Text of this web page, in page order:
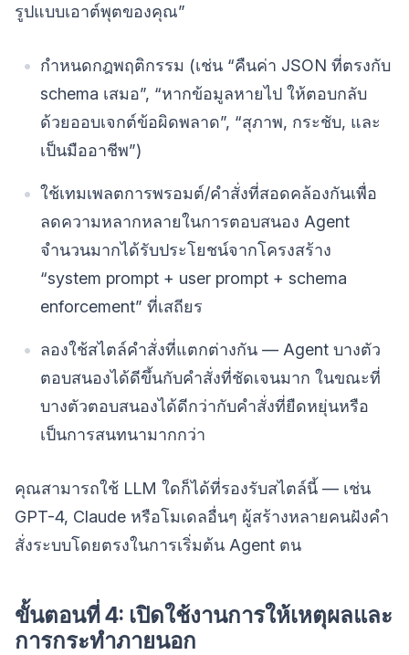
รูปแบบเอาต์พุตของคุณ”
กำหนดกฎพฤติกรรม (เช่น “คืนค่า JSON ที่ตรงกับ
schema เสมอ”, “หากข้อมูลหายไป ให้ตอบกลับ
ด้วยออบเจกต์ข้อผิดพลาด”, “สุภาพ, กระชับ, และ
เป็นมืออาชีพ”)
ใช้เทมเพลตการพรอมต์/คำสั่งที่สอดคล้องกันเพื่อ
ลดความหลากหลายในการตอบสนอง Agent
จำนวนมากได้รับประโยชน์จากโครงสร้าง
“system prompt + user prompt + schema
enforcement” ที่เสถียร
ลองใช้สไตล์คำสั่งที่แตกต่างกัน — Agent บางตัว
ตอบสนองได้ดีขึ้นกับคำสั่งที่ชัดเจนมาก ในขณะที่
บางตัวตอบสนองได้ดีกว่ากับคำสั่งที่ยืดหยุ่นหรือ
เป็นการสนทนามากกว่า
คุณสามารถใช้ LLM ใดก็ได้ที่รองรับสไตล์นี้ — เช่น
GPT-4, Claude หรือโมเดลอื่นๆ ผู้สร้างหลายคนฝังคำ
สั่งระบบโดยตรงในการเริ่มต้น Agent ตน
ขั้นตอนที่ 4: เปิดใช้งานการให้เหตุผลและ
การกระทำภายนอก